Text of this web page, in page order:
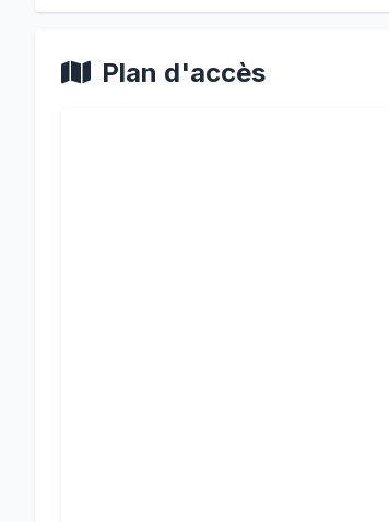
Plan d'accès